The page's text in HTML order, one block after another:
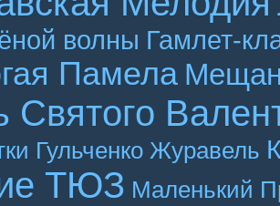
волны Гамлет-
Памела
Святого
Гульченко Журавель
ТЮЗ Маленький